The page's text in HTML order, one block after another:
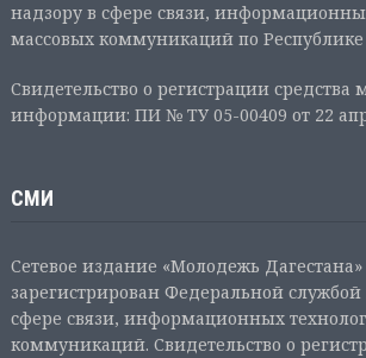
надзору в сфере связи,
массовых коммуникаций по Республике
Свидетельство о регистрации средства
информации: ПИ № ТУ 05-00409 от 22
СМИ
Сетевое издание «Молодежь
зарегистрирован Федеральной службой
сфере связи, информационных
коммуникаций. Свидетельство о